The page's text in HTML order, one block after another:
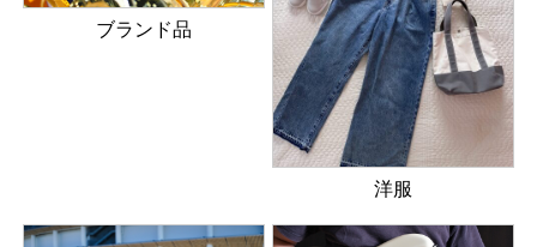
ブランド品
洋服